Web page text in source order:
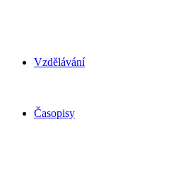
Vzdělávání
Časopisy